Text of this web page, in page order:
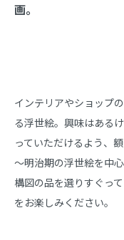
画。
インテリアやショップ
る浮世絵。興味はある
っていただけるよう、
～明治期の浮世絵を中
構図の品を選りすぐっ
をお楽しみください。